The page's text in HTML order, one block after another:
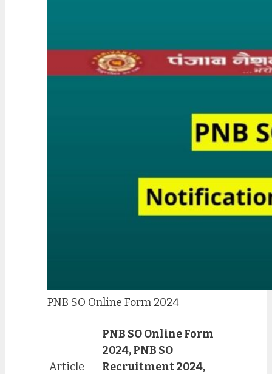
PNB SO Online Form 2024
Article
PNB SO Online Form
2024, PNB SO
Recruitment 2024,